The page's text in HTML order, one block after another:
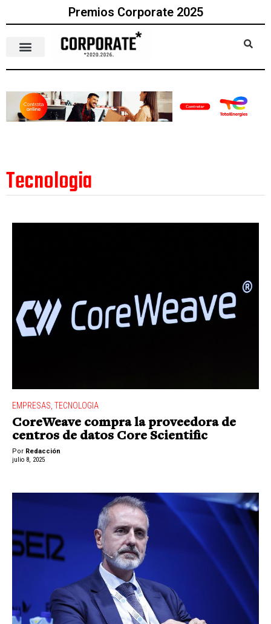
Premios Corporate 2025
Tecnologia
EMPRESAS TECNOLOGIA
CoreWeave compra la proveedora de
centros de datos Core Scientific
Por Redacción
julio 8, 2025